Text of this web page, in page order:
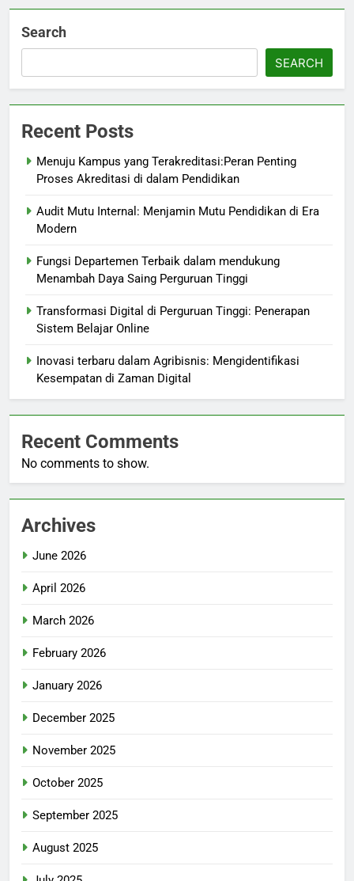
Search
SEARCH
Recent Posts
Menuju Kampus yang Terakreditasi:Peran Penting
Proses Akreditasi di dalam Pendidikan
Audit Mutu Internal: Menjamin Mutu Pendidikan di Era
Modern
Fungsi Departemen Terbaik dalam mendukung
Menambah Daya Saing Perguruan Tinggi
Transformasi Digital di Perguruan Tinggi: Penerapan
Sistem Belajar Online
Inovasi terbaru dalam Agribisnis: Mengidentifikasi
Kesempatan di Zaman Digital
Recent Comments
No comments to show.
Archives
June 2026
April 2026
March 2026
February 2026
January 2026
December 2025
November 2025
October 2025
September 2025
August 2025